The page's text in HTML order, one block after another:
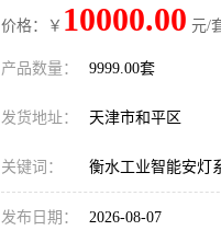
价格：￥ 10000.00 元/
产品数量： 9999.00套
发货地址： 天津市和平区
关键词： 衡水工业智能安灯
发布日期： 2026-08-07